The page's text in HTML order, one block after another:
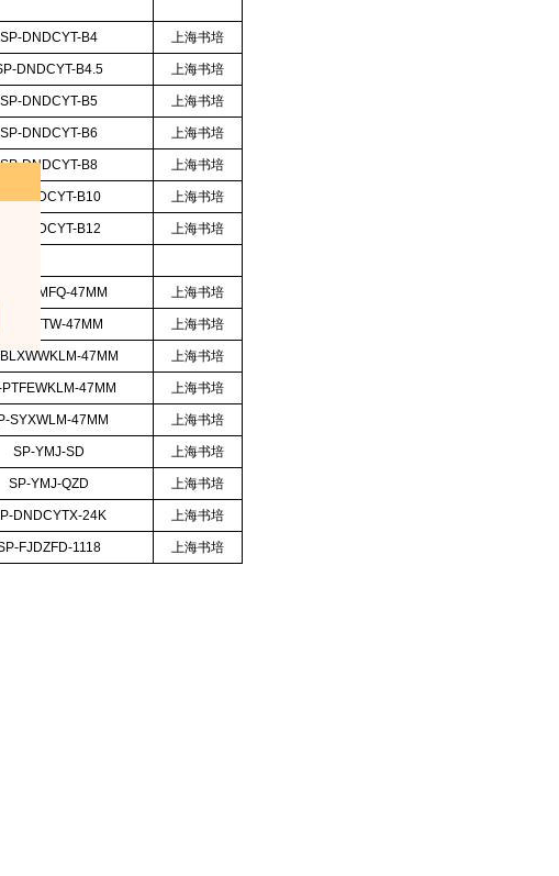
SP-DNDCYT-B4 上海书培
DNDCYT-B4.5 上海书培
SP-DNDCYT-B5 上海书培
SP-DNDCYT-B6 上海书培
SP-DNDCYT-B8 上海书培
SP-DNDCYT-B10 上海书培
SP-DNDCYT-B12 上海书培
CYTMFQ-47MM 上海书培
SP-CYTTW-47MM 上海书培
47MM 上海书培
47MM 上海书培
SYXWLM-47MM 上海书培
SP-YMJ-SD 上海书培
SP-YMJ-QZD 上海书培
DNDCYTX-24K 上海书培
FJDZFD-1118 上海书培